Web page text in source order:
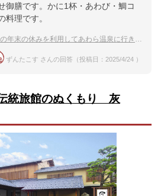
御膳です。かに1杯・あわび・鯛コ
料理です。
の休みを利用してあわら温泉に行きます。おすすめの温泉宿はありますか？
ずんたこす さんの回答（投稿日：2025/4/24 ）
統旅館のぬくもり 灰